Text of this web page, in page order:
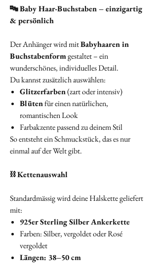
🔤 Baby Haar‑Buchstaben – einzigartig
& persönlich
Der Anhänger wird mitBabyhaaren in
Buchstabenformgestaltet – ein
wunderschönes, individuelles Detail.
Du kannst zusätzlich auswählen:
Glitzerfarben(zart oder intensiv)
Blütenfür einen natürlichen,
romantischen Look
Farbakzente passend zu deinem Stil
So entsteht ein Schmuckstück, das es nur
einmal auf der Welt gibt.
⛓️ Kettenauswahl
Standardmässig wird deine Halskette geliefert
mit:
925er Sterling Silber Ankerkette
Farben: Silber, vergoldet oder Rosé
vergoldet
Längen: 38–50 cm